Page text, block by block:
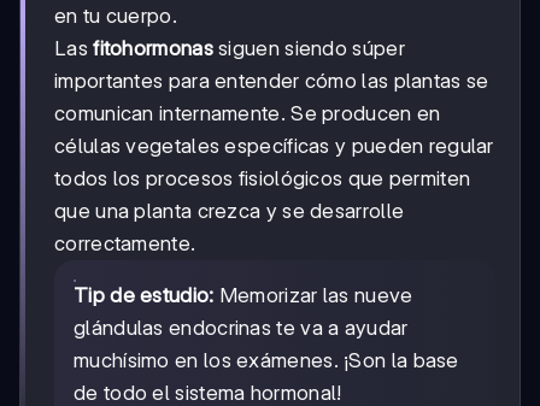
en tu cuerpo.
Lasfitohormonassiguen siendo súper
importantes para entender cómo las plantas se
comunican internamente. Se producen en
células vegetales específicas y pueden regular
todos los procesos fisiológicos que permiten
que una planta crezca y se desarrolle
correctamente.
Tip de estudio: Memorizar las nueve
glándulas endocrinas te va a ayudar
muchísimo en los exámenes. ¡Son la base
de todo el sistema hormonal!